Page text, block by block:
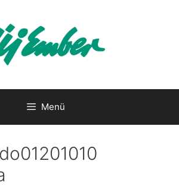
Menü